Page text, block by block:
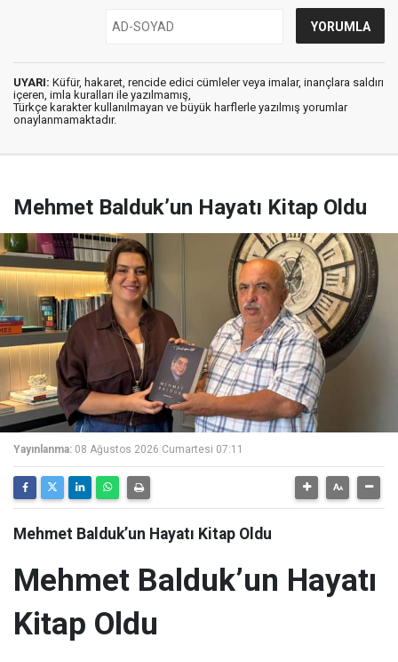
UYARI: Küfür, hakaret, rencide edici cümleler veya imalar, inançlara saldırı
içeren, imla kuralları ile yazılmamış,
Türkçe karakter kullanılmayan ve büyük harflerle yazılmış yorumlar
onaylanmamaktadır.
Mehmet Balduk’un Hayatı Kitap Oldu
Yayınlanma: 08 Ağustos 2026 Cumartesi 07:11
Mehmet Balduk’un Hayatı Kitap Oldu
Mehmet Balduk’un Hayatı
Kitap Oldu